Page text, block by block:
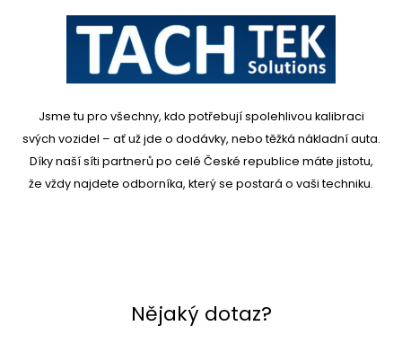
Jsme tu pro všechny, kdo potřebují spolehlivou kalibraci
svých vozidel – ať už jde o dodávky, nebo těžká nákladní auta.
Díky naší síti partnerů po celé České republice máte jistotu,
že vždy najdete odborníka, který se postará o vaši techniku.
Nějaký dotaz?